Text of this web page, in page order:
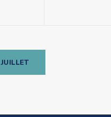
JUILLET